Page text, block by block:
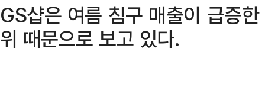
GS샵은 여름 침구 매출이 급증
위 때문으로 보고 있다.